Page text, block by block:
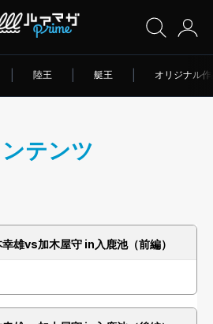
陸王 艇王 オリジナル
テンツ
vs加木屋守 in入鹿池（前編）